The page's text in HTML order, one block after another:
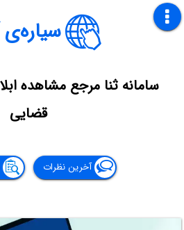
سامانه ثنا مرجع مشاهده
قضایی
آخرین نظرات